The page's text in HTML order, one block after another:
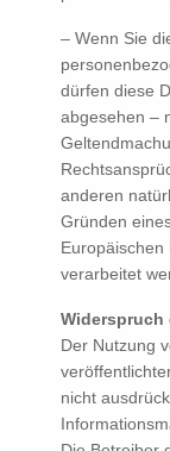
– Wenn Sie
dürfen diese
abgesehen –
anderen
Gründen
verarbeitet
Widerspruch
Der Nutzung
nicht